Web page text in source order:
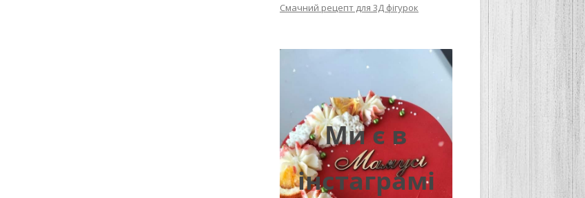
Смачний рецепт для 3Д фігурок
Ми є в
інстаграмі